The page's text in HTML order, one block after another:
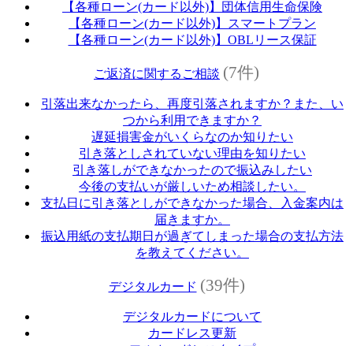
【各種ローン(カード以外)】団体信用生命保険
【各種ローン(カード以外)】スマートプラン
【各種ローン(カード以外)】OBLリース保証
ご返済に関するご相談 (7件)
引落出来なかったら、再度引落されますか？また、い
つから利用できますか？
遅延損害金がいくらなのか知りたい
引き落としされていない理由を知りたい
引き落しができなかったので振込みしたい
今後の支払いが厳しいため相談したい。
支払日に引き落としができなかった場合、入金案内は
届きますか。
振込用紙の支払期日が過ぎてしまった場合の支払方法
を教えてください。
デジタルカード (39件)
デジタルカードについて
カードレス更新